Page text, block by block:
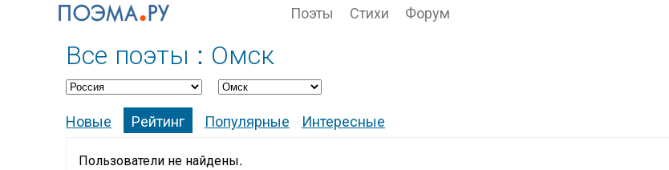
Поэты Стихи Форум
Все поэты : Омск
Новые Рейтинг Популярные Интересные
Пользователи не найдены.